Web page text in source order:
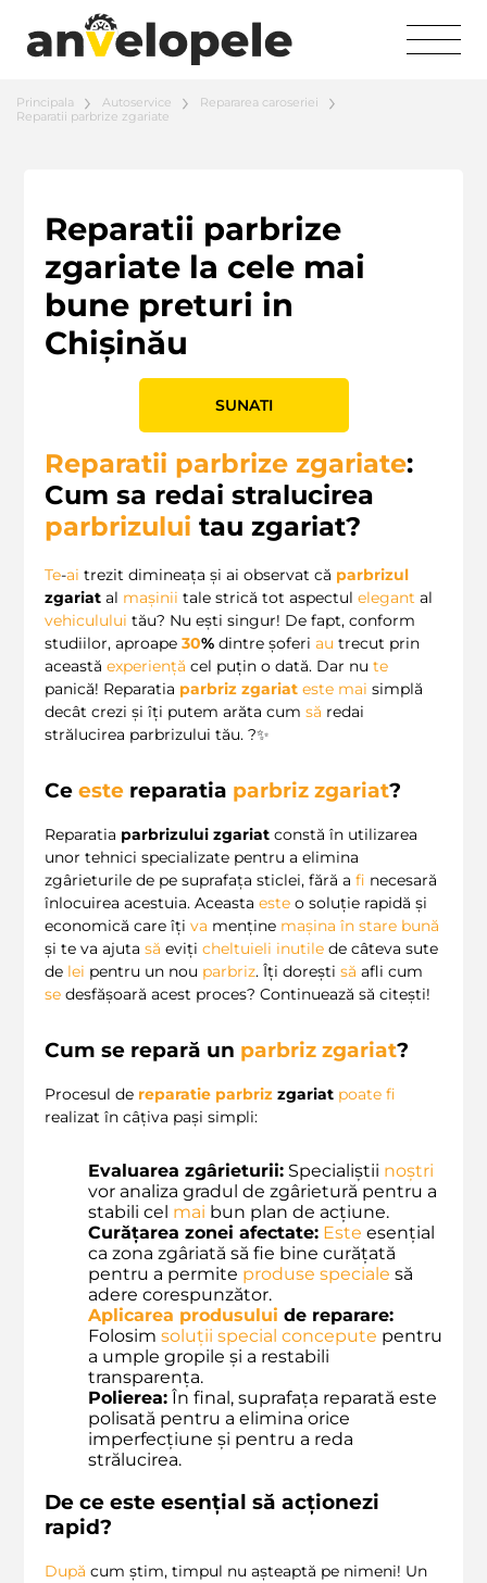
Principala Autoservice
Repararea caroseriei
Reparatii parbrize zgariate
Reparatii parbrize
zgariate la cele mai
bune preturi in
Chișinău
SUNATI
Reparatii parbrize zgariate:
Cum sa redai stralucirea
parbrizului tau zgariat?
Te-ai trezit dimineața și ai observat că parbrizul
zgariat al mașinii tale strică tot aspectul elegant al
vehiculului tău? Nu ești singur! De fapt, conform
studiilor, aproape 30% dintre șoferi au trecut prin
această experiență cel puțin o dată. Dar nu te
panică! Reparatia parbriz zgariat este mai simplă
decât crezi și îți putem arăta cum să redai
strălucirea parbrizului tău. ?✨
Ce este reparatia parbriz zgariat?
Reparatia parbrizului zgariat constă în utilizarea
unor tehnici specializate pentru a elimina
zgârieturile de pe suprafața sticlei, fără a fi necesară
înlocuirea acestuia. Aceasta este o soluție rapidă și
economică care îți va menține mașina în stare bună
și te va ajuta să eviți cheltuieli inutile de câteva sute
de lei pentru un nou parbriz. Îți dorești să afli cum
se desfășoară acest proces? Continuează să citești!
Cum se repară un parbriz zgariat?
Procesul de reparatie parbriz zgariat poate fi
realizat în câțiva pași simpli:
Evaluarea zgârieturii: Specialiștii noștri
vor analiza gradul de zgârietură pentru a
stabili cel mai bun plan de acțiune.
Curățarea zonei afectate: Este esențial
ca zona zgâriată să fie bine curățată
pentru a permite produse speciale să
adere corespunzător.
Aplicarea produsului de reparare:
Folosim soluții special concepute pentru
a umple gropile și a restabili
transparența.
Polierea: În final, suprafața reparată este
polisată pentru a elimina orice
imperfecțiune și pentru a reda
strălucirea.
De ce este esențial să acționezi
rapid?
După cum știm, timpul nu așteaptă pe nimeni! Un